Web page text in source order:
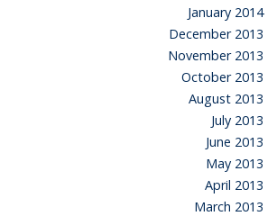
January 2014
December 2013
November 2013
October 2013
August 2013
July 2013
June 2013
May 2013
April 2013
March 2013